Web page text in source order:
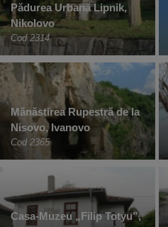
Pădurea Urbană Lipnik,
Nikolovo
Cod 2314
Mănăstirea Rupestră de la
Nisovo, Ivanovo
Cod 2365
Casa-Muzeu „Filip Totyu”,